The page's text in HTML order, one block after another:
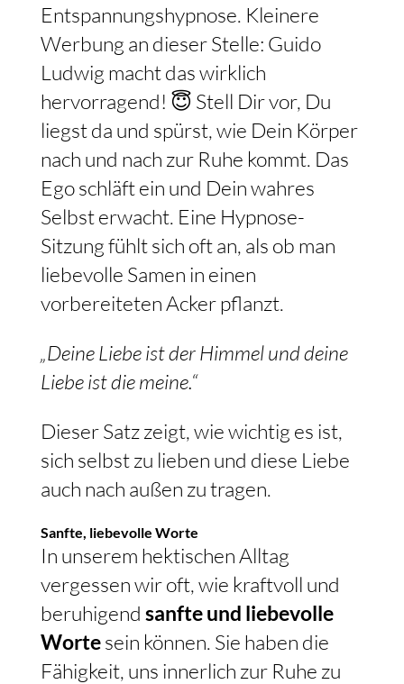
Entspannungshypnose. Kleinere
Werbung an dieser Stelle: Guido
Ludwig macht das wirklich
hervorragend! 😇 Stell Dir vor, Du
liegst da und spürst, wie Dein Körper
nach und nach zur Ruhe kommt. Das
Ego schläft ein und Dein wahres
Selbst erwacht. Eine Hypnose-
Sitzung fühlt sich oft an, als ob man
liebevolle Samen in einen
vorbereiteten Acker pflanzt.
„Deine Liebe ist der Himmel und deine
Liebe ist die meine.“
Dieser Satz zeigt, wie wichtig es ist,
sich selbst zu lieben und diese Liebe
auch nach außen zu tragen.
Sanfte, liebevolle Worte
In unserem hektischen Alltag
vergessen wir oft, wie kraftvoll und
beruhigend sanfte und liebevolle
Wortesein können. Sie haben die
Fähigkeit, uns innerlich zur Ruhe zu